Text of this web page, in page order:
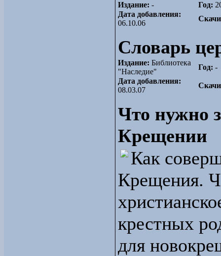
Издание: - Год:
Дата добавления:
06.10.06
Словарь
Издание: Библиотека
"Наследие"
Год: -
Дата добавления:
08.03.07
Что нужно
Крещении
Как
Крещения.
крестных
для